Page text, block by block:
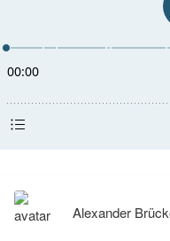
Alexander